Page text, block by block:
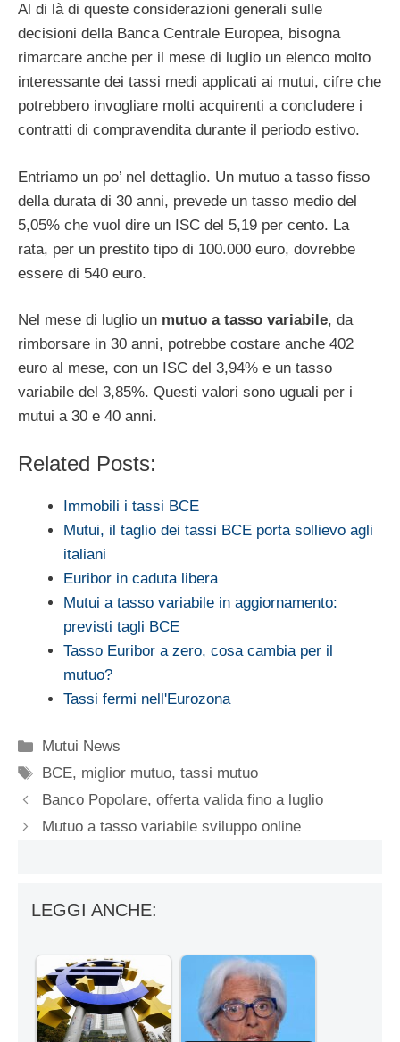
Al di là di queste considerazioni generali sulle
decisioni della Banca Centrale Europea, bisogna
rimarcare anche per il mese di luglio un elenco molto
interessante dei tassi medi applicati ai mutui, cifre che
potrebbero invogliare molti acquirenti a concludere i
contratti di compravendita durante il periodo estivo.
Entriamo un po’ nel dettaglio. Un mutuo a tasso fisso
della durata di 30 anni, prevede un tasso medio del
5,05% che vuol dire un ISC del 5,19 per cento. La
rata, per un prestito tipo di 100.000 euro, dovrebbe
essere di 540 euro.
Nel mese di luglio un mutuo a tasso variabile, da
rimborsare in 30 anni, potrebbe costare anche 402
euro al mese, con un ISC del 3,94% e un tasso
variabile del 3,85%. Questi valori sono uguali per i
mutui a 30 e 40 anni.
Related Posts:
Immobili i tassi BCE
Mutui, il taglio dei tassi BCE porta sollievo agli
italiani
Euribor in caduta libera
Mutui a tasso variabile in aggiornamento:
previsti tagli BCE
Tasso Euribor a zero, cosa cambia per il
mutuo?
Tassi fermi nell'Eurozona
Categorie
Mutui News
Tag
BCE, miglior mutuo,tassi mutuo
Banco Popolare, offerta valida fino a luglio
Mutuo a tasso variabile sviluppo online
LEGGI ANCHE: